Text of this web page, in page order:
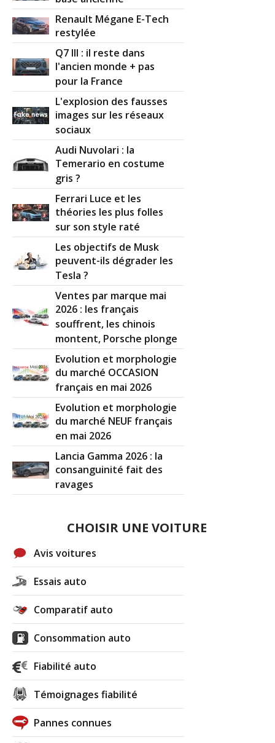
Renault Mégane E-Tech
restylée
Q7 III : il reste dans
l'ancien monde + pas
pour la France
L'explosion des fausses
images sur les réseaux
sociaux
Audi Nuvolari : la
Temerario en costume
gris ?
Ferrari Luce et les
théories les plus folles
sur son style raté
Les objectifs de Musk
peuvent-ils dégrader les
Tesla ?
Ventes par marque mai
2026 : les français
souffrent, les chinois
montent, Porsche plonge
Evolution et morphologie
du marché OCCASION
français en mai 2026
Evolution et morphologie
du marché NEUF français
en mai 2026
Lancia Gamma 2026 : la
consanguinité fait des
ravages
CHOISIR UNE VOITURE
Avis voitures
Essais auto
Comparatif auto
Consommation auto
Fiabilité auto
Témoignages fiabilité
Pannes connues